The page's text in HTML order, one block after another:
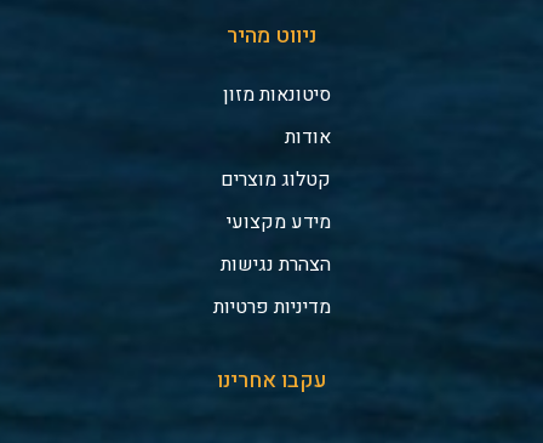
ניווט מהיר
סיטונאות מזון
אודות
קטלוג מוצרים
מידע מקצועי
הצהרת נגישות
מדיניות פרטיות
עקבו אחרינו